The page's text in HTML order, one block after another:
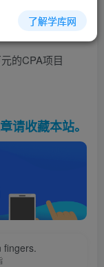
的CPA项目
请收藏本站。
fingers.
了解学库网